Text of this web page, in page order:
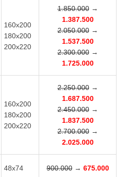
160x200
180x200
200x220
1.850.000→
1.387.500
2.050.000→
1.537.500
2.300.000→
1.725.000
160x200
180x200
200x220
2.250.000→
1.687.500
2.450.000→
1.837.500
2.700.000→
2.025.000
48x74 900.000→ 675.000